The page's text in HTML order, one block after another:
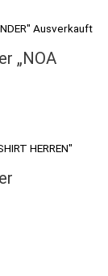
Ausverkauft
„NOA